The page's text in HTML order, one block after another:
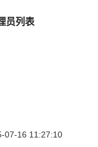
员列表
07-16 11:27:10